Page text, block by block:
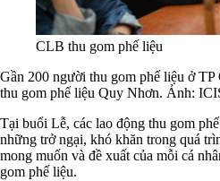
CLB thu gom phế liệu
Gần 200 người thu gom phế liệu ở
thu gom phế liệu Quy Nhơn. Ảnh:
Tại buổi Lễ, các lao động thu gom
những trở ngại, khó khăn trong quá
mong muốn và đề xuất của mỗi cá
gom phế liệu.